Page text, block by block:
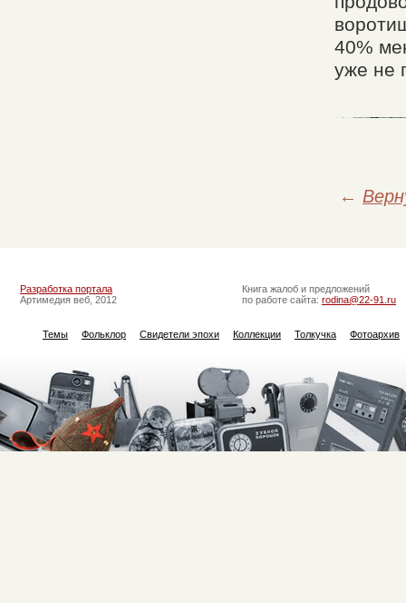
40%
уже не
←
Разработка портала
Артимедия веб, 2012
Книга жалоб и предложений
по работе сайта: rodina@22-91.ru
Темы Фольклор Свидетели эпохи Коллекции Толкучка Фотоархив